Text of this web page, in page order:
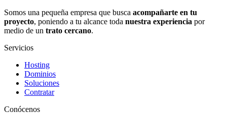
Somos una pequeña empresa que busca acompañarte en tu
proyecto, poniendo a tu alcance toda nuestra experiencia por
medio de un trato cercano.
Servicios
Hosting
Dominios
Soluciones
Contratar
Conócenos